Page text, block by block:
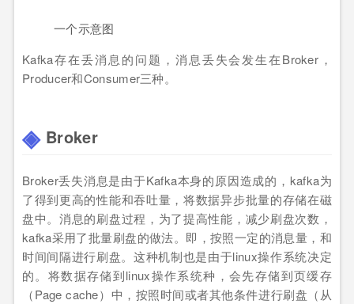
一个示意图
Kafka存在丢消息的问题，消息丢失会发生在Broker，
Producer和Consumer三种。
Broker
Broker丢失消息是由于Kafka本身的原因造成的，kafka为
了得到更高的性能和吞吐量，将数据异步批量的存储在磁
盘中。消息的刷盘过程，为了提高性能，减少刷盘次数，
kafka采用了批量刷盘的做法。即，按照一定的消息量，和
时间间隔进行刷盘。这种机制也是由于linux操作系统决定
的。将数据存储到linux操作系统种，会先存储到页缓存
（Page cache）中，按照时间或者其他条件进行刷盘（从